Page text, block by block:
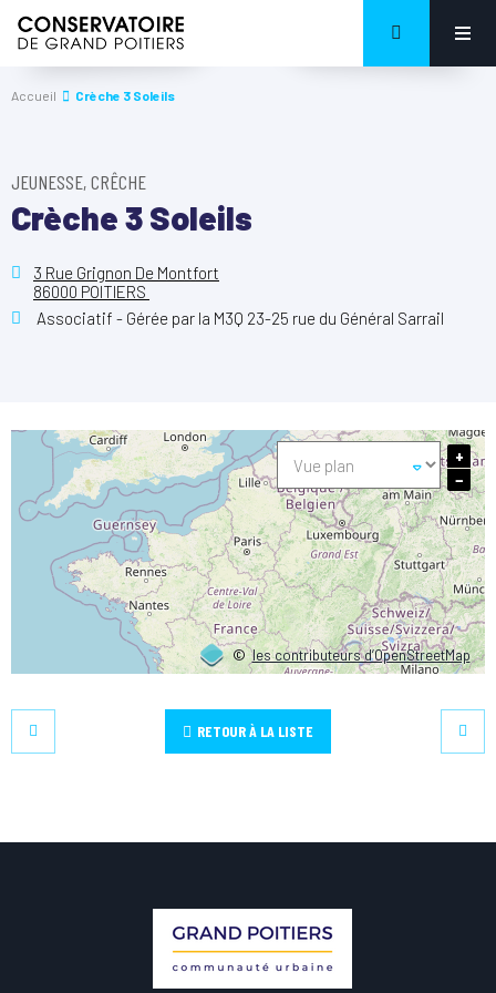
Accueil Crèche 3 Soleils
JEUNESSE, CRÊCHE
Crèche 3 Soleils
3 Rue Grignon De Montfort
86000 POITIERS
Associatif - Gérée par la M3Q 23-25 rue du Général Sarrail
©les contributeurs d’OpenStreetMap
+
−
RETOUR À LA LISTE